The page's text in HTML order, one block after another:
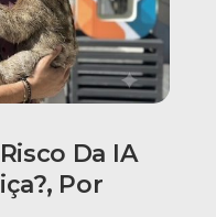
Da IA
Por